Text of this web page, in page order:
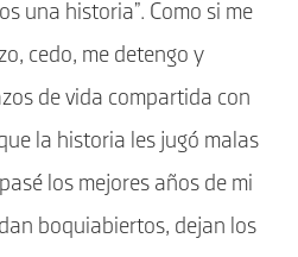
una historia”. Como si me
cedo, me detengo y
de vida compartida con
la historia les jugó malas
los mejores años de mi
boquiabiertos, dejan los